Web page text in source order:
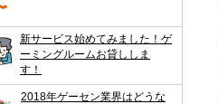
新サービス始めてみました！ゲ
ーミングルームお貸ししま
す！
2018年ゲーセン業界はどうな